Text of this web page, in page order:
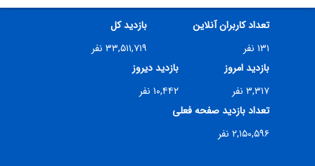
تعداد کاربران آنلاین
۱۳۱ نفر
بازدید کل
۳۳,۵۱۱,۷۱۹ نفر
بازدید امروز
۳,۳۱۷ نفر
بازدید دیروز
۱۰,۴۴۲ نفر
تعداد بازدید صفحه فعلی
۲,۱۵۰,۵۹۶ نفر